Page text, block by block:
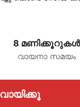
8 മണിക്കൂറുകൾ
വായനാ സമയം
വായിക്കൂ